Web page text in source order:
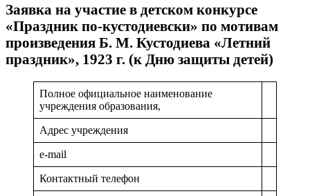
Заявка на участие в детском конкурсе
«Праздник по-кустодиевски» по мотивам
произведения Б. М. Кустодиева «Летний
праздник», 1923 г. (к Дню защиты детей)
Полное официальное наименование
учреждения образования,
Адрес учреждения
e-mail
Контактный телефон